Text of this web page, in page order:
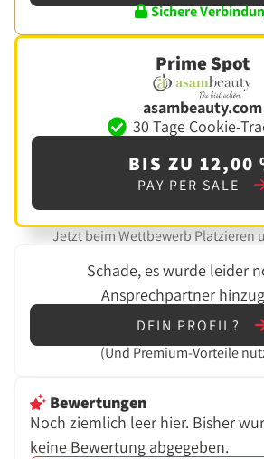
Sichere
Prime Spot
asambeauty.com
30 Tage Cookie-
BIS ZU 12,00
PAY PER SALE
Jetzt beim Wettbewerb Platzieren
Schade, es wurde leider
Ansprechpartner
DEIN PROFIL?
(Und Premium-Vorteile
Bewertungen
Noch ziemlich leer hier. Bisher
keine Bewertung abgegeben.